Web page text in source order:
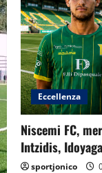
Eccellenza
Niscemi FC,
Intzidis,
sportjonico